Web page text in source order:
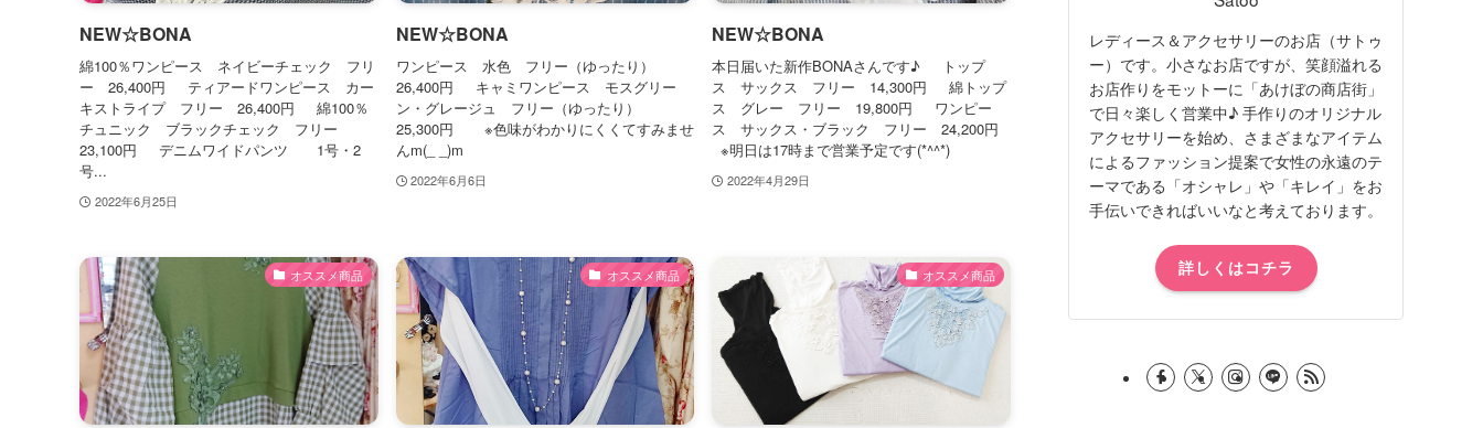
NEW☆BONA
綿100％ワンピース ネイビーチェック フリ
ー 26,400円 ティアードワンピース カー
キストライプ フリー 26,400円 綿100％
チュニック ブラックチェック フリー
23,100円 デニムワイドパンツ 1号・2
号...
2022年6月25日
NEW☆BONA
ワンピース 水色 フリー（ゆったり）
26,400円 キャミワンピース モスグリー
ン・グレージュ フリー（ゆったり）
25,300円 ※色味がわかりにくくてすみませ
んm(_ _)m
2022年6月6日
NEW☆BONA
本日届いた新作BONAさんです♪ トップ
ス サックス フリー 14,300円 綿トップ
ス グレー フリー 19,800円 ワンピー
ス サックス・ブラック フリー 24,200円
※明日は17時まで営業予定です(*^^*)
2022年4月29日
オススメ商品 オススメ商品 オススメ商品
レディース＆アクセサリーのお店（サトゥ
ー）です。小さなお店ですが、笑顔溢れる
お店作りをモットーに「あけぼの商店街」
で日々楽しく営業中♪ 手作りのオリジナル
アクセサリーを始め、さまざまなアイテム
によるファッション提案で女性の永遠のテ
ーマである「オシャレ」や「キレイ」をお
手伝いできればいいなと考えております。
詳しくはコチラ